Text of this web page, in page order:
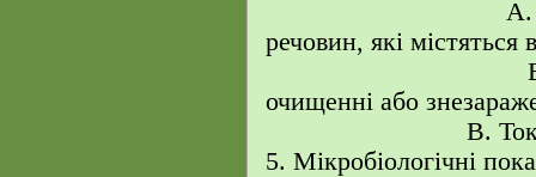
А.
речовин, які
Б. Ті що
очищенні або
В. Токсичніє
5. Мікробіологічні